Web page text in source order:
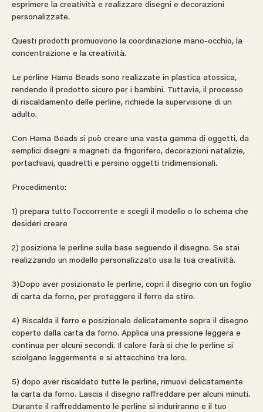
esprimere la creatività e realizzare disegni e decorazioni
personalizzate.
Questi prodotti promuovono la coordinazione mano-occhio, la
concentrazione e la creatività.
Le perline Hama Beads sono realizzate in plastica atossica,
rendendo il prodotto sicuro per i bambini. Tuttavia, il processo
di riscaldamento delle perline, richiede la supervisione di un
adulto.
Con Hama Beads si può creare una vasta gamma di oggetti, da
semplici disegni a magneti da frigorifero, decorazioni natalizie,
portachiavi, quadretti e persino oggetti tridimensionali.
Procedimento:
1) prepara tutto l'occorrente e scegli il modello o lo schema che
desideri creare
2) posiziona le perline sulla base seguendo il disegno. Se stai
realizzando un modello personalizzato usa la tua creatività.
3)Dopo aver posizionato le perline, copri il disegno con un foglio
di carta da forno, per proteggere il ferro da stiro.
4) Riscalda il ferro e posizionalo delicatamente sopra il disegno
coperto dalla carta da forno. Applica una pressione leggera e
continua per alcuni secondi. Il calore farà si che le perline si
sciolgano leggermente e si attacchino tra loro.
5) dopo aver riscaldato tutte le perline, rimuovi delicatamente
la carta da forno. Lascia il disegno raffreddare per alcuni minuti.
Durante il raffreddamento le perline si induriranno e il tuo